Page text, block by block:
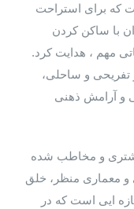
که برای استراحت
با ساکن کردن
مهم ، هدایت کرد.
تفریحی و ساحلی،
و آرامش ذهنی
و مخاطب شده
و معماری منظر، خلق
ایی است که در